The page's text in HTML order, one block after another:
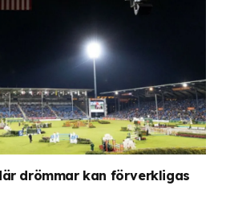
drömmar kan förverkligas